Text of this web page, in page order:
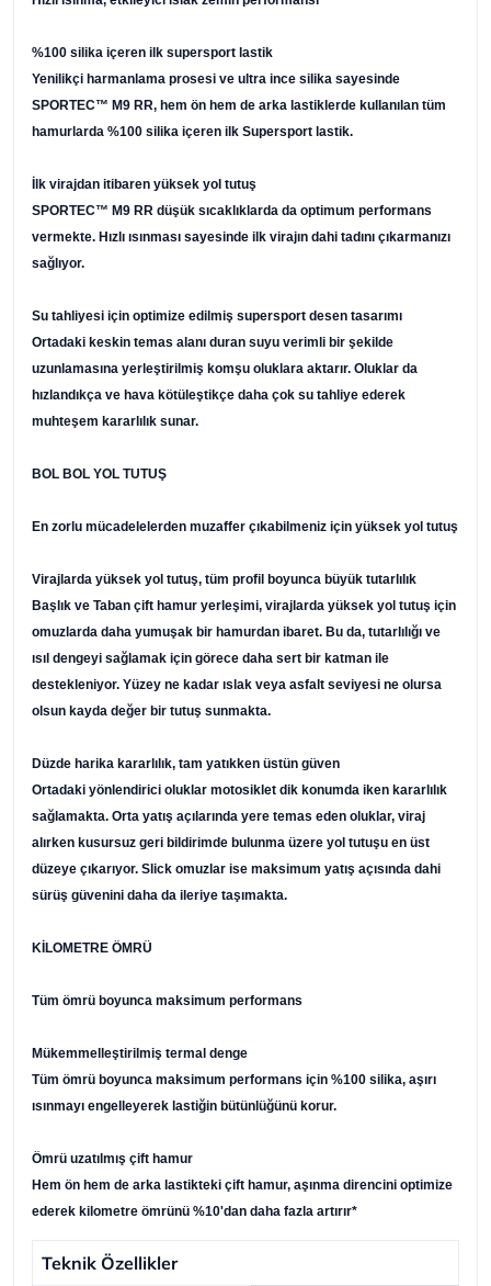
%100 silika içeren ilk supersport lastik
Yenilikçi harmanlama prosesi ve ultra ince silika sayesinde
SPORTEC™ M9 RR, hem ön hem de arka lastiklerde kullanılan tüm
hamurlarda %100 silika içeren ilk Supersport lastik.
İlk virajdan itibaren yüksek yol tutuş
SPORTEC™ M9 RR düşük sıcaklıklarda da optimum performans
vermekte. Hızlı ısınması sayesinde ilk virajın dahi tadını çıkarmanızı
sağlıyor.
Su tahliyesi için optimize edilmiş supersport desen tasarımı
Ortadaki keskin temas alanı duran suyu verimli bir şekilde
uzunlamasına yerleştirilmiş komşu oluklara aktarır. Oluklar da
hızlandıkça ve hava kötüleştikçe daha çok su tahliye ederek
muhteşem kararlılık sunar.
BOL BOL YOL TUTUŞ
En zorlu mücadelelerden muzaffer çıkabilmeniz için yüksek yol tutuş
Virajlarda yüksek yol tutuş, tüm profil boyunca büyük tutarlılık
Başlık ve Taban çift hamur yerleşimi, virajlarda yüksek yol tutuş için
omuzlarda daha yumuşak bir hamurdan ibaret. Bu da, tutarlılığı ve
ısıl dengeyi sağlamak için görece daha sert bir katman ile
destekleniyor. Yüzey ne kadar ıslak veya asfalt seviyesi ne olursa
olsun kayda değer bir tutuş sunmakta.
Düzde harika kararlılık, tam yatıkken üstün güven
Ortadaki yönlendirici oluklar motosiklet dik konumda iken kararlılık
sağlamakta. Orta yatış açılarında yere temas eden oluklar, viraj
alırken kusursuz geri bildirimde bulunma üzere yol tutuşu en üst
düzeye çıkarıyor. Slick omuzlar ise maksimum yatış açısında dahi
sürüş güvenini daha da ileriye taşımakta.
KİLOMETRE ÖMRÜ
Tüm ömrü boyunca maksimum performans
Mükemmelleştirilmiş termal denge
Tüm ömrü boyunca maksimum performans için %100 silika, aşırı
ısınmayı engelleyerek lastiğin bütünlüğünü korur.
Ömrü uzatılmış çift hamur
Hem ön hem de arka lastikteki çift hamur, aşınma direncini optimize
ederek kilometre ömrünü %10'dan daha fazla artırır*
Teknik Özellikler